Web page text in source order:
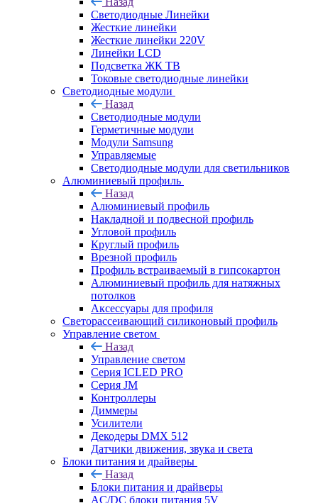
Светодиодные Линейки
Жесткие линейки
Жесткие линейки 220V
Линейки LCD
Подсветка ЖК ТВ
Токовые светодиодные линейки
Светодиодные модули
Назад
Светодиодные модули
Герметичные модули
Модули Samsung
Управляемые
Светодиодные модули для светильников
Алюминиевый профиль
Назад
Алюминиевый профиль
Накладной и подвесной профиль
Угловой профиль
Круглый профиль
Врезной профиль
Профиль встраиваемый в гипсокартон
Алюминиевый профиль для натяжных
потолков
Аксессуары для профиля
Светорассеивающий силиконовый профиль
Управление светом
Назад
Управление светом
Серия ICLED PRO
Серия JM
Контроллеры
Диммеры
Усилители
Декодеры DMX 512
Датчики движения, звука и света
Блоки питания и драйверы
Назад
Блоки питания и драйверы
AC/DC блоки питания 5V